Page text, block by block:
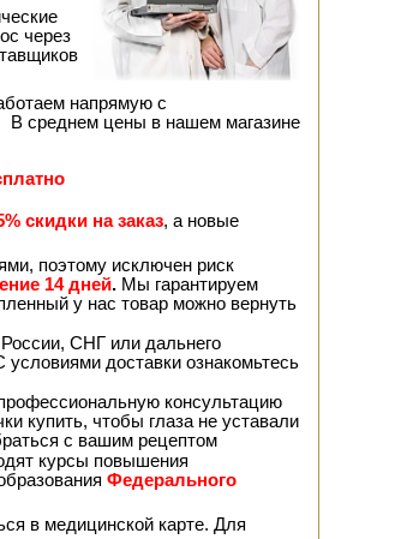
через
напрямую с
В среднем цены в нашем магазине
скидки на заказ, а новые
поэтому исключен риск
14 дней. Мы гарантируем
у нас товар можно вернуть
СНГ или дальнего
доставки ознакомьтесь
консультацию
купить, чтобы глаза не уставали
с вашим рецептом
курсы повышения
Федерального
в медицинской карте. Для